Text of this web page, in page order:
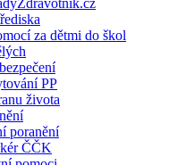
za dětmi do škol
PP
života
poranění
ČČK